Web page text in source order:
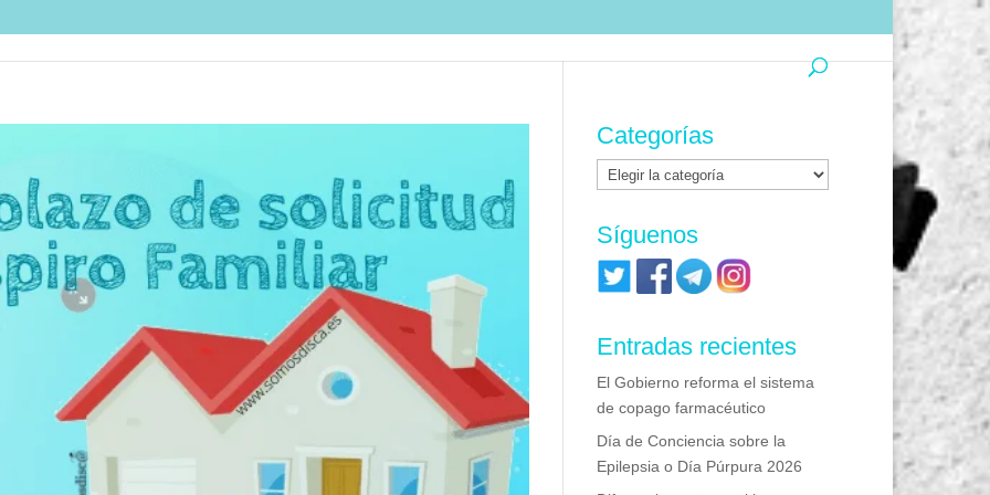
Categorías
Categorías
Síguenos
Entradas recientes
El Gobierno reforma el sistema
de copago farmacéutico
Día de Conciencia sobre la
Epilepsia o Día Púrpura 2026